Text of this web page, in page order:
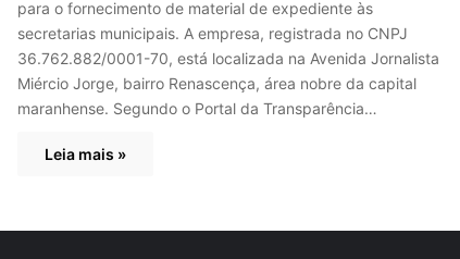
para o fornecimento de material de expediente às
secretarias municipais. A empresa, registrada no CNPJ
36.762.882/0001-70, está localizada na Avenida Jornalista
Miércio Jorge, bairro Renascença, área nobre da capital
maranhense. Segundo o Portal da Transparência…
Leia mais »